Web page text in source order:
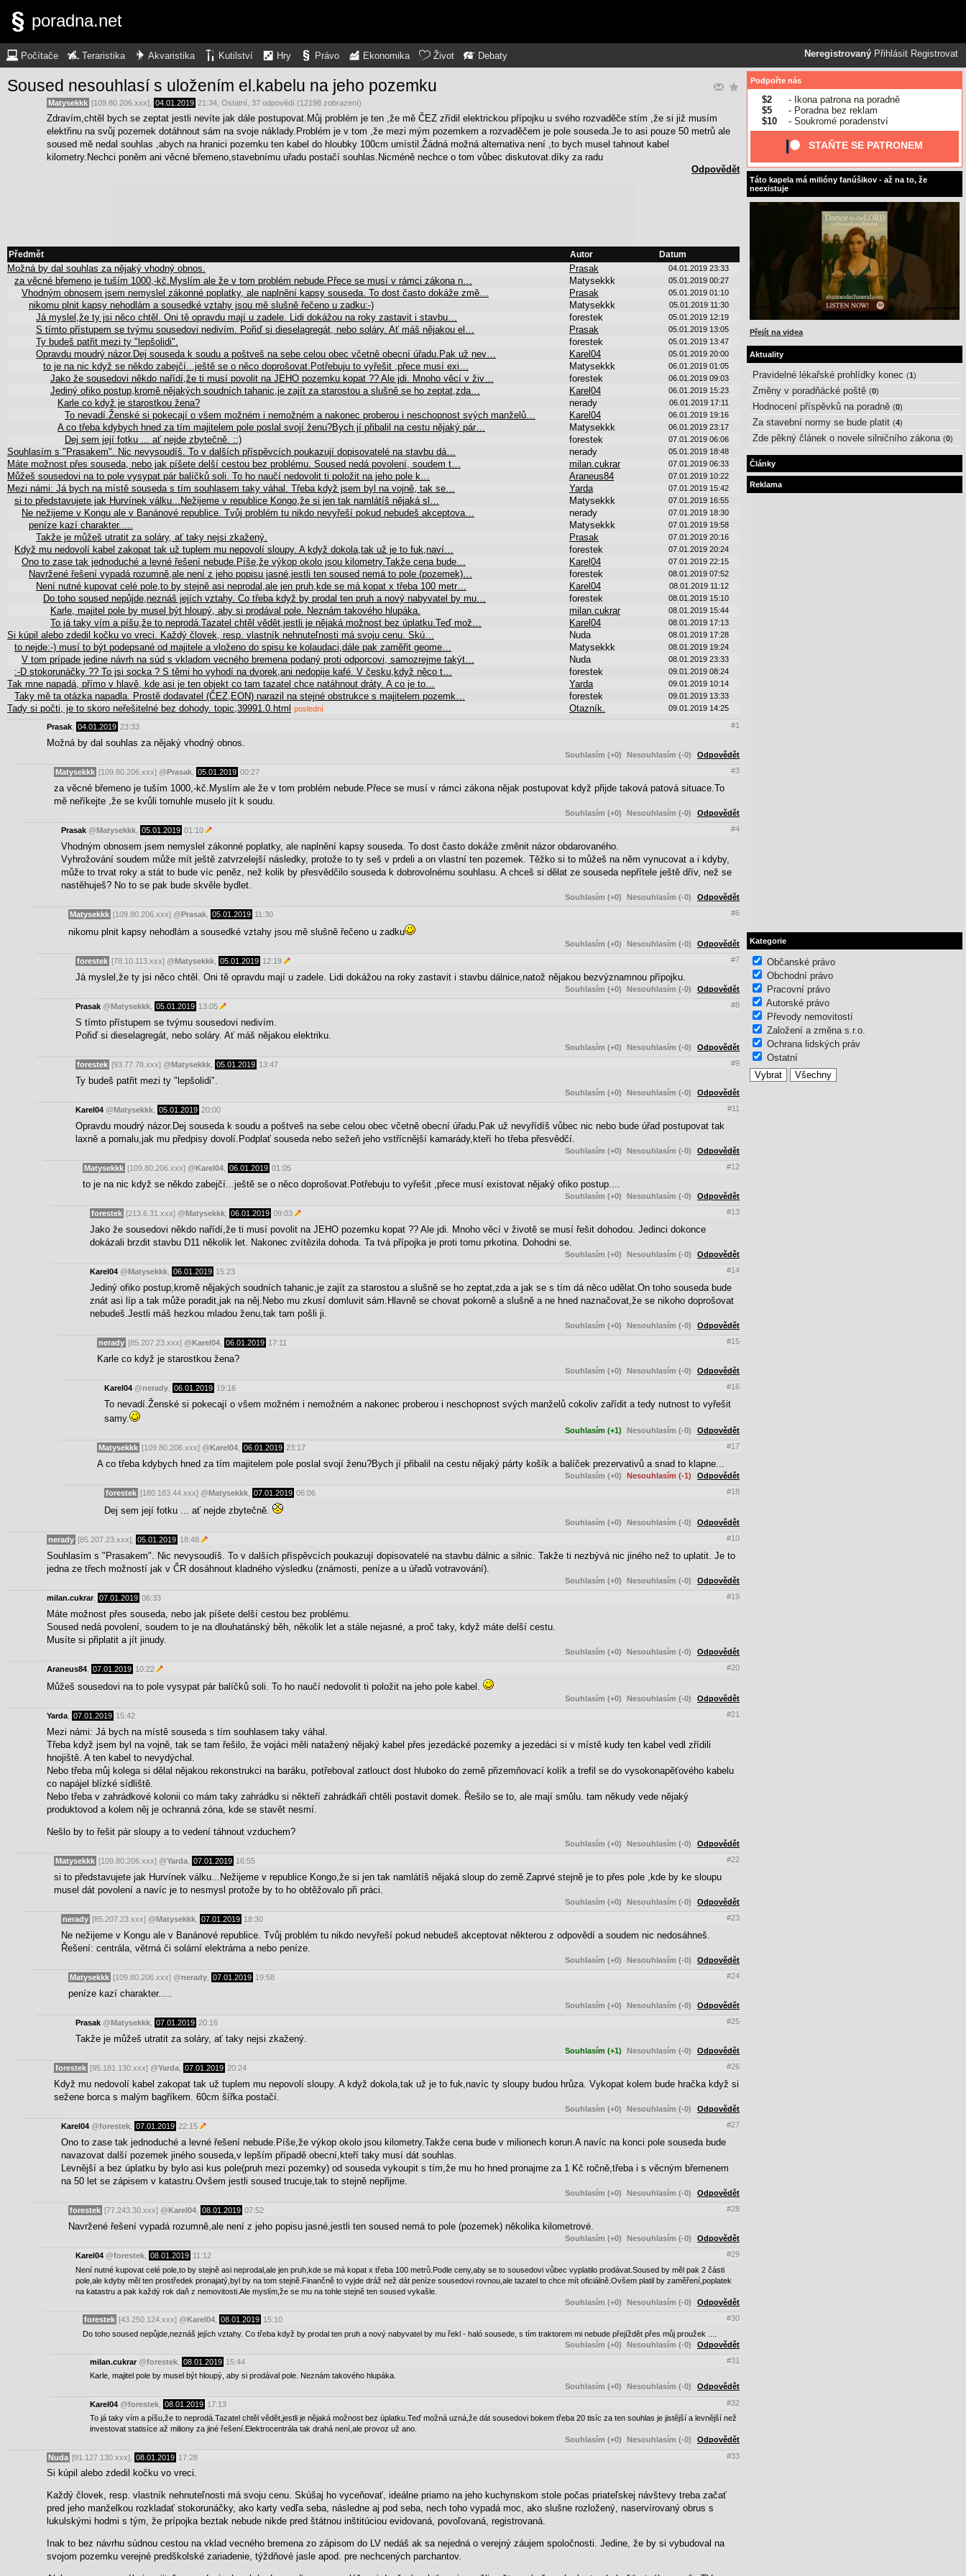
poradna.net
Neregistrovaný Přihlásit Registrovat
Počítače Teraristika Akvaristika Kutilství Hry Právo Ekonomika Život Debaty
Soused nesouhlasí s uložením el.kabelu na jeho pozemku
Matysekkk [109.80.206.xxx], 04.01.2019 21:34 Ostatní , 37 odpovědí (12198 zobrazení)
Zdravím,chtěl bych se zeptat jestli nevíte jak dále postupovat.Můj problém je ten ,že mě ČEZ zřídil elektrickou přípojku u svého rozvaděče stím ,že si již musím
elektřinu na svůj pozemek dotáhnout sám na svoje náklady.Problém je v tom ,že mezi mým pozemkem a rozvaděčem je pole souseda.Je to asi pouze 50 metrů ale
soused mě nedal souhlas ,abych na hranici pozemku ten kabel do hloubky 100cm umístil.Žádná možná alternativa není ,to bych musel tahnout kabel
kilometry.Nechci poněm ani věcné břemeno,stavebnímu uřadu postačí souhlas.Nicméně nechce o tom vůbec diskutovat.díky za radu
Odpovědět
Předmět Autor Datum
Možná by dal souhlas za nějaký vhodný obnos. Prasak 04.01.2019 23:33
za věcné břemeno je tuším 1000,-kč.Myslím ale že v tom problém nebude.Přece se musí v rámci zákona n… Matysekkk 05.01.2019 00:27
Vhodným obnosem jsem nemyslel zákonné poplatky, ale naplnění kapsy souseda. To dost často dokáže změ… Prasak 05.01.2019 01:10
nikomu plnit kapsy nehodlám a sousedké vztahy jsou mě slušně řečeno u zadku:-) Matysekkk 05.01.2019 11:30
Já myslel,že ty jsi něco chtěl. Oni tě opravdu mají u zadele. Lidi dokážou na roky zastavit i stavbu… forestek 05.01.2019 12:19
S tímto přístupem se tvýmu sousedovi nedivím. Pořiď si dieselagregát, nebo soláry. Ať máš nějakou el… Prasak 05.01.2019 13:05
Ty budeš patřit mezi ty "lepšolidi". forestek 05.01.2019 13:47
Opravdu moudrý názor.Dej souseda k soudu a poštveš na sebe celou obec včetně obecní úřadu.Pak už nev… Karel04 05.01.2019 20:00
to je na nic když se někdo zabejčí...ještě se o něco doprošovat.Potřebuju to vyřešit ,přece musí exi… Matysekkk 06.01.2019 01:05
Jako že sousedovi někdo nařídí,že ti musí povolit na JEHO pozemku kopat ?? Ale jdi. Mnoho věcí v živ… forestek 06.01.2019 09:03
Jediný ofiko postup,kromě nějakých soudních tahanic,je zajít za starostou a slušně se ho zeptat,zda… Karel04 06.01.2019 15:23
Karle co když je starostkou žena? nerady 06.01.2019 17:11
To nevadí.Ženské si pokecají o všem možném i nemožném a nakonec proberou i neschopnost svých manželů… Karel04 06.01.2019 19:16
A co třeba kdybych hned za tím majitelem pole poslal svojí ženu?Bych jí přibalil na cestu nějaký pár… Matysekkk 06.01.2019 23:17
Dej sem její fotku ... ať nejde zbytečně. ::) forestek 07.01.2019 06:06
Souhlasím s "Prasakem". Nic nevysoudíš. To v dalších příspěvcích poukazují dopisovatelé na stavbu dá… nerady 05.01.2019 18:48
Máte možnost přes souseda, nebo jak píšete delší cestou bez problému. Soused nedá povolení, soudem t… milan.cukrar 07.01.2019 06:33
Můžeš sousedovi na to pole vysypat pár balíčků soli. To ho naučí nedovolit ti položit na jeho pole k… Araneus84 07.01.2019 10:22
Mezi námi: Já bych na místě souseda s tím souhlasem taky váhal. Třeba když jsem byl na vojně, tak se… Yarda 07.01.2019 15:42
si to představujete jak Hurvínek válku...Nežijeme v republice Kongo,že si jen tak namlátíš nějaká sl… Matysekkk 07.01.2019 16:55
Ne nežijeme v Kongu ale v Banánové republice. Tvůj problém tu nikdo nevyřeší pokud nebudeš akceptova… nerady 07.01.2019 18:30
peníze kazí charakter..... Matysekkk 07.01.2019 19:58
Takže je můžeš utratit za soláry, ať taky nejsi zkažený. Prasak 07.01.2019 20:16
Když mu nedovolí kabel zakopat tak už tuplem mu nepovolí sloupy. A když dokola,tak už je to fuk,naví… forestek 07.01.2019 20:24
Ono to zase tak jednoduché a levné řešení nebude.Píše,že výkop okolo jsou kilometry.Takže cena bude… Karel04 07.01.2019 22:15
Navržené řešení vypadá rozumně,ale není z jeho popisu jasné,jestli ten soused nemá to pole (pozemek)… forestek 08.01.2019 07:52
Není nutné kupovat celé pole,to by stejně asi neprodal,ale jen pruh,kde se má kopat x třeba 100 metr… Karel04 08.01.2019 11:12
Do toho soused nepůjde,neznáš jejích vztahy. Co třeba když by prodal ten pruh a nový nabyvatel by mu… forestek 08.01.2019 15:10
Karle, majitel pole by musel být hloupý, aby si prodával pole. Neznám takového hlupáka. milan.cukrar 08.01.2019 15:44
To já taky vím a píšu,že to neprodá.Tazatel chtěl vědět,jestli je nějaká možnost bez úplatku.Teď mož… Karel04 08.01.2019 17:13
Si kúpil alebo zdedil kočku vo vreci. Každý človek, resp. vlastník nehnuteľnosti má svoju cenu. Skú… Nuda 08.01.2019 17:28
to nejde:-) musí to být podepsané od majitele a vloženo do spisu ke kolaudaci,dále pak zaměřit geome… Matysekkk 08.01.2019 19:24
V tom prípade jedine návrh na súd s vkladom vecného bremena podaný proti odporcovi, samozrejme takýt… Nuda 08.01.2019 23:33
:-D stokorunáčky ?? To jsi socka ? S těmi ho vyhodí na dvorek,ani nedopije kafé. V česku,když něco t… forestek 09.01.2019 08:24
Tak mne napadá, přímo v hlavě, kde asi je ten objekt co tam tazatel chce natáhnout dráty. A co je to… Yarda 09.01.2019 10:14
Taky mě ta otázka napadla. Prostě dodavatel (ČEZ,EON) narazil na stejné obstrukce s majitelem pozemk… forestek 09.01.2019 13:33
Tady si počti, je to skoro neřešitelné bez dohody. topic,39991.0.html poslední Otazník. 09.01.2019 14:25
Prasak 04.01.2019 23:33 #1
Možná by dal souhlas za nějaký vhodný obnos.
Souhlasím (+0) Nesouhlasím (-0) Odpovědět
Matysekkk [109.80.206.xxx] @Prasak 05.01.2019 00:27 #3
za věcné břemeno je tuším 1000,-kč.Myslím ale že v tom problém nebude.Přece se musí v rámci zákona nějak postupovat když přijde taková patová situace.To
mě neříkejte ,že se kvůli tomuhle muselo jít k soudu.
Souhlasím (+0) Nesouhlasím (-0) Odpovědět
Prasak @Matysekkk 05.01.2019 01:10 #4
Vhodným obnosem jsem nemyslel zákonné poplatky, ale naplnění kapsy souseda. To dost často dokáže změnit názor obdarovaného.
Vyhrožování soudem může mít ještě zatvrzelejší následky, protože to ty seš v prdeli a on vlastní ten pozemek. Těžko si to můžeš na něm vynucovat a i kdyby,
může to trvat roky a stát to bude víc peněz, než kolik by přesvědčilo souseda k dobrovolnému souhlasu. A chceš si dělat ze souseda nepřítele ještě dřív, než se
nastěhuješ? No to se pak bude skvěle bydlet.
Souhlasím (+0) Nesouhlasím (-0) Odpovědět
Matysekkk [109.80.206.xxx] @Prasak 05.01.2019 11:30 #6
nikomu plnit kapsy nehodlám a sousedké vztahy jsou mě slušně řečeno u zadku
Souhlasím (+0) Nesouhlasím (-0) Odpovědět
forestek [78.10.113.xxx] @Matysekkk 05.01.2019 12:19 #7
Já myslel,že ty jsi něco chtěl. Oni tě opravdu mají u zadele. Lidi dokážou na roky zastavit i stavbu dálnice,natož nějakou bezvýznamnou přípojku.
Souhlasím (+0) Nesouhlasím (-0) Odpovědět
Prasak @Matysekkk 05.01.2019 13:05 #8
S tímto přístupem se tvýmu sousedovi nedivím.
Pořiď si dieselagregát, nebo soláry. Ať máš nějakou elektriku.
Souhlasím (+0) Nesouhlasím (-0) Odpovědět
forestek [93.77.78.xxx] @Matysekkk 05.01.2019 13:47 #9
Ty budeš patřit mezi ty "lepšolidi".
Souhlasím (+0) Nesouhlasím (-0) Odpovědět
Karel04 @Matysekkk 05.01.2019 20:00 #11
Opravdu moudrý názor.Dej souseda k soudu a poštveš na sebe celou obec včetně obecní úřadu.Pak už nevyřídíš vůbec nic nebo bude úřad postupovat tak
laxně a pomalu,jak mu předpisy dovolí.Podplať souseda nebo sežeň jeho vstřícnější kamarády,kteří ho třeba přesvědčí.
Souhlasím (+0) Nesouhlasím (-0) Odpovědět
Matysekkk [109.80.206.xxx] @Karel04 06.01.2019 01:05 #12
to je na nic když se někdo zabejčí...ještě se o něco doprošovat.Potřebuju to vyřešit ,přece musí existovat nějaký ofiko postup....
Souhlasím (+0) Nesouhlasím (-0) Odpovědět
forestek [213.6.31.xxx] @Matysekkk 06.01.2019 09:03 #13
Jako že sousedovi někdo nařídí,že ti musí povolit na JEHO pozemku kopat ?? Ale jdi. Mnoho věcí v životě se musí řešit dohodou. Jedinci dokonce
dokázali brzdit stavbu D11 několik let. Nakonec zvítězila dohoda. Ta tvá přípojka je proti tomu prkotina. Dohodni se.
Souhlasím (+0) Nesouhlasím (-0) Odpovědět
Karel04 @Matysekkk 06.01.2019 15:23 #14
Jediný ofiko postup,kromě nějakých soudních tahanic,je zajít za starostou a slušně se ho zeptat,zda a jak se s tím dá něco udělat.On toho souseda bude
znát asi líp a tak může poradit,jak na něj.Nebo mu zkusí domluvit sám.Hlavně se chovat pokorně a slušně a ne hned naznačovat,že se nikoho doprošovat
nebudeš.Jestli máš hezkou mladou ženu,tak tam pošli ji.
Souhlasím (+0) Nesouhlasím (-0) Odpovědět
nerady [85.207.23.xxx] @Karel04 06.01.2019 17:11 #15
Karle co když je starostkou žena?
Souhlasím (+0) Nesouhlasím (-0) Odpovědět
Karel04 @nerady 06.01.2019 19:16 #16
To nevadí.Ženské si pokecají o všem možném i nemožném a nakonec proberou i neschopnost svých manželů cokoliv zařídit a tedy nutnost to vyřešit
samy.
Souhlasím (+1) Nesouhlasím (-0) Odpovědět
Matysekkk [109.80.206.xxx] @Karel04 06.01.2019 23:17 #17
A co třeba kdybych hned za tím majitelem pole poslal svojí ženu?Bych jí přibalil na cestu nějaký párty košík a balíček prezervativů a snad to klapne...
Souhlasím (+0) Nesouhlasím (-1) Odpovědět
forestek [180.183.44.xxx] @Matysekkk 07.01.2019 06:06 #18
Dej sem její fotku ... ať nejde zbytečně.
Souhlasím (+0) Nesouhlasím (-0) Odpovědět
nerady [85.207.23.xxx], 05.01.2019 18:48 #10
Souhlasím s "Prasakem". Nic nevysoudíš. To v dalších příspěvcích poukazují dopisovatelé na stavbu dálnic a silnic. Takže ti nezbývá nic jiného než to uplatit. Je to
jedna ze třech možností jak v ČR dosáhnout kladného výsledku (známosti, peníze a u úřadů votravování).
Souhlasím (+0) Nesouhlasím (-0) Odpovědět
milan.cukrar, 07.01.2019 06:33 #19
Máte možnost přes souseda, nebo jak píšete delší cestou bez problému.
Soused nedá povolení, soudem to je na dlouhatánský běh, několik let a stále nejasné, a proč taky, když máte delší cestu.
Musíte si připlatit a jít jinudy.
Souhlasím (+0) Nesouhlasím (-0) Odpovědět
Araneus84 07.01.2019 10:22 #20
Můžeš sousedovi na to pole vysypat pár balíčků soli. To ho naučí nedovolit ti položit na jeho pole kabel.
Souhlasím (+0) Nesouhlasím (-0) Odpovědět
Yarda 07.01.2019 15:42 #21
Mezi námi: Já bych na místě souseda s tím souhlasem taky váhal.
Třeba když jsem byl na vojně, tak se tam řešilo, že vojáci měli natažený nějaký kabel přes jezedácké pozemky a jezedáci si v místě kudy ten kabel vedl zřídili
hnojiště. A ten kabel to nevydýchal.
Nebo třeba můj kolega si dělal nějakou rekonstrukci na baráku, potřeboval zatlouct dost hluboko do země přizemňovací kolík a trefil se do vysokonapěťového kabelu
co napájel blízké sídliště.
Nebo třeba v zahrádkové kolonii co mám taky zahrádku si někteří zahrádkáři chtěli postavit domek. Řešilo se to, ale mají smůlu. tam někudy vede nějaký
produktovod a kolem něj je ochranná zóna, kde se stavět nesmí.
Nešlo by to řešit pár sloupy a to vedení táhnout vzduchem?
Souhlasím (+0) Nesouhlasím (-0) Odpovědět
Matysekkk [109.80.206.xxx] @Yarda 07.01.2019 16:55 #22
si to představujete jak Hurvínek válku...Nežijeme v republice Kongo,že si jen tak namlátíš nějaká sloup do země.Zaprvé stejně je to přes pole ,kde by ke sloupu
musel dát povolení a navíc je to nesmysl protože by to ho obtěžovalo při práci.
Souhlasím (+0) Nesouhlasím (-0) Odpovědět
nerady [85.207.23.xxx] @Matysekkk 07.01.2019 18:30 #23
Ne nežijeme v Kongu ale v Banánové republice. Tvůj problém tu nikdo nevyřeší pokud nebudeš akceptovat některou z odpovědí a soudem nic nedosáhneš.
Řešení: centrála, větrná či solární elektrárna a nebo peníze.
Souhlasím (+0) Nesouhlasím (-0) Odpovědět
Matysekkk [109.80.206.xxx] @nerady 07.01.2019 19:58 #24
peníze kazí charakter.....
Souhlasím (+0) Nesouhlasím (-0) Odpovědět
Prasak @Matysekkk 07.01.2019 20:16 #25
Takže je můžeš utratit za soláry, ať taky nejsi zkažený.
Souhlasím (+1) Nesouhlasím (-0) Odpovědět
forestek [95.181.130.xxx] @Yarda 07.01.2019 20:24 #26
Když mu nedovolí kabel zakopat tak už tuplem mu nepovolí sloupy. A když dokola,tak už je to fuk,navíc ty sloupy budou hrůza. Vykopat kolem bude hračka když si
sežene borca s malým bagříkem. 60cm šířka postačí.
Souhlasím (+0) Nesouhlasím (-0) Odpovědět
Karel04 @forestek 07.01.2019 22:15 #27
Ono to zase tak jednoduché a levné řešení nebude.Píše,že výkop okolo jsou kilometry.Takže cena bude v milionech korun.A navíc na konci pole souseda bude
navazovat další pozemek jiného souseda,v lepším případě obecní,kteří taky musí dát souhlas.
Levnější a bez úplatku by bylo asi kus pole(pruh mezi pozemky) od souseda vykoupit s tím,že mu ho hned pronajme za 1 Kč ročně,třeba i s věcným břemenem
na 50 let se zápisem v katastru.Ovšem jestli soused trucuje,tak to stejně nepřijme.
Souhlasím (+0) Nesouhlasím (-0) Odpovědět
forestek [77.243.30.xxx] @Karel04 08.01.2019 07:52 #28
Navržené řešení vypadá rozumně,ale není z jeho popisu jasné,jestli ten soused nemá to pole (pozemek) několika kilometrové.
Souhlasím (+0) Nesouhlasím (-0) Odpovědět
Karel04 @forestek 08.01.2019 11:12
#29
Není nutné kupovat celé pole,to by stejně asi neprodal,ale jen pruh,kde se má kopat x třeba 100 metrů.Podle ceny,aby se to sousedovi vůbec vyplatilo prodávat.Soused by měl pak 2 části
pole,ale kdyby měl ten prostředek pronajatý,byl by na tom stejně.Finančně to vyjde dráž než dát peníze sousedovi rovnou,ale tazatel to chce mít oficiálně.Ovšem platil by zaměření,poplatek
na katastru a pak každý rok daň z nemovitosti.Ale myslím,že se mu na tohle stejně ten soused vykašle.
Souhlasím (+0)
Nesouhlasím (-0) Odpovědět
forestek [43.250.124.xxx] @Karel04 08.01.2019 15:10
#30
Do toho soused nepůjde,neznáš jejích vztahy. Co třeba když by prodal ten pruh a nový nabyvatel by mu řekl - haló sousede, s tím traktorem mi nebude přejíždět přes můj proužek ....
Souhlasím (+0)
Nesouhlasím (-0) Odpovědět
milan.cukrar @forestek 08.01.2019 15:44
#31
Karle, majitel pole by musel být hloupý, aby si prodával pole. Neznám takového hlupáka.
Souhlasím (+0)
Nesouhlasím (-0) Odpovědět
Karel04 @forestek 08.01.2019 17:13
#32
To já taky vím a píšu,že to neprodá.Tazatel chtěl vědět,jestli je nějaká možnost bez úplatku.Teď možná uzná,že dát sousedovi bokem třeba 20 tisíc za ten souhlas je jistější a levnější než
investovat statisíce až miliony za jiné řešení.Elektrocentrála tak drahá není,ale provoz už ano.
Souhlasím (+0)
Nesouhlasím (-0) Odpovědět
Nuda [91.127.130.xxx], 08.01.2019 17:28 #33
Si kúpil alebo zdedil kočku vo vreci.
Každý človek, resp. vlastník nehnuteľnosti má svoju cenu. Skúšaj ho vyceňovať, ideálne priamo na jeho kuchynskom stole počas priateľskej návštevy treba začať
pred jeho manželkou rozkladať stokorunáčky, ako karty vedľa seba, následne aj pod seba, nech toho vypadá moc, ako slušne rozložený, naservírovaný obrus s
lukulskými hodmi s tým, že prípojka beztak nebude nikde pred štátnou inštitúciou evidovaná, povoľovaná, registrovaná.
Inak to bez návrhu súdnou cestou na vklad vecného bremena zo zápisom do LV nedáš ak sa nejedná o verejný záujem spoločnosti. Jedine, že by si vybudoval na
svojom pozemku verejné predškolské zariadenie, týždňové jasle apod. pre nechcených parchantov.
Podpořte nás
$2
- Ikona patrona na poradně
$5
- Poradna bez reklam
$10
- Soukromé poradenství
STAŇTE SE PATRONEM
Táto kapela má milióny fanúšikov - až na to, že
neexistuje
Přejít na videa
Aktuality
Pravidelné lékařské prohlídky konec (1 )
Změny v poradňácké poště (0)
Hodnocení příspěvků na poradně (0)
Za stavební normy se bude platit (4)
Zde pěkný článek o novele silničního zákona (0)
Články
Reklama
Kategorie
Občanské právo
Obchodní právo
Pracovní právo
Autorské právo
Převody nemovitostí
Založení a změna s.r.o.
Ochrana lidských práv
Ostatní